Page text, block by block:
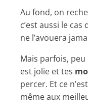
Au fond, on
c’est aussi le cas
ne l’avouera
Mais parfois,
est jolie et tes
percer. Et ce
même aux